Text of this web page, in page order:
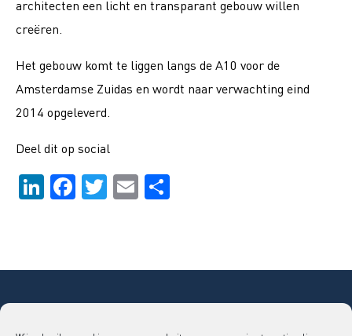
architecten een licht en transparant gebouw willen
creëren.
Het gebouw komt te liggen langs de A10 voor de
Amsterdamse Zuidas en wordt naar verwachting eind
2014 opgeleverd.
Deel dit op social
LinkedIn
Facebook
Twitter
Email